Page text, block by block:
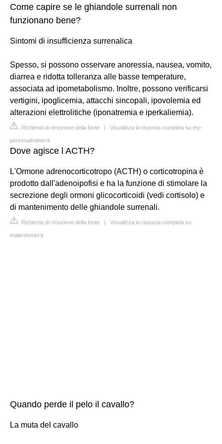
Come capire se le ghiandole surrenali non
funzionano bene?
Sintomi di insufficienza surrenalica
Spesso, si possono osservare anoressia, nausea, vomito,
diarrea e ridotta tolleranza alle basse temperature,
associata ad ipometabolismo. Inoltre, possono verificarsi
vertigini, ipoglicemia, attacchi sincopali, ipovolemia ed
alterazioni elettrolitiche (iponatremia e iperkaliemia).
Richiesta di rimozione della fonte | Visualizza la risposta completa su my-
personaltrainer.it
Dove agisce l ACTH?
L'Ormone adrenocorticotropo (ACTH) o corticotropina è
prodotto dall'adenoipofisi e ha la funzione di stimolare la
secrezione degli ormoni glicocorticoidi (vedi cortisolo) e
di mantenimento delle ghiandole surrenali.
Richiesta di rimozione della fonte | Visualizza la risposta completa su
materdomini.it
Quando perde il pelo il cavallo?
La muta del cavallo